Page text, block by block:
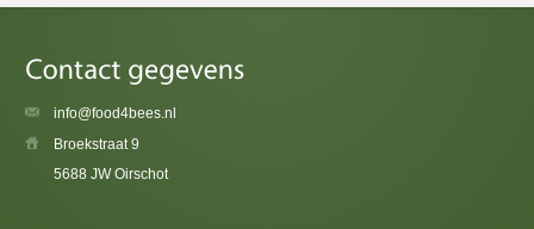
info@food4bees.nl
Broekstraat 9
5688 JW Oirschot